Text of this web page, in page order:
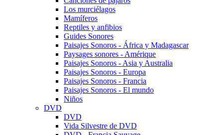
Los murciélagos
Mamíferos
Reptiles y anfibios
Guides Sonores
Paisajes Sonoros - África y Madagascar
Paysages sonores - Amérique
Paisajes Sonoros - Asia y Australia
Paisajes Sonoros - Europa
Paisajes Sonoros - Francia
Paisajes Sonoros - El mundo
Niños
DVD
DVD
Vida Silvestre de DVD